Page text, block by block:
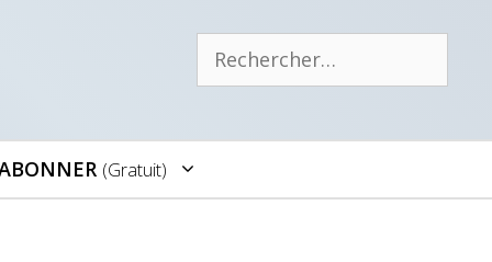
Rechercher :
(gratuit)